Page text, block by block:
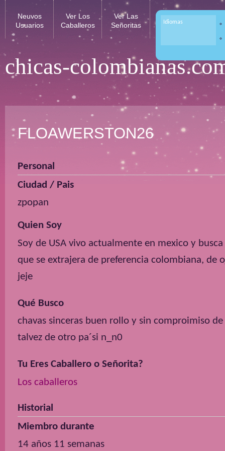
chicas-
Neuvos
Usuarios
Ver Los
Caballeros
Ver Las
Señoritas
Idiomas
FLOAWERSTON26
Personal
Ciudad / Pais
zpopan
Quien Soy
Soy de USA vivo actualmente en mexico y
que se extrajera de preferencia colombiana, de
jeje
Qué Busco
chavas sinceras buen rollo y sin comproimiso
talvez de otro pa´si n_n0
Tu Eres Caballero o Señorita?
Los caballeros
Historial
Miembro durante
14 años 11 semanas